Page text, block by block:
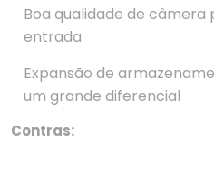
Boa qualidade de câmera
entrada
Expansão de
um grande diferencial
Contras: